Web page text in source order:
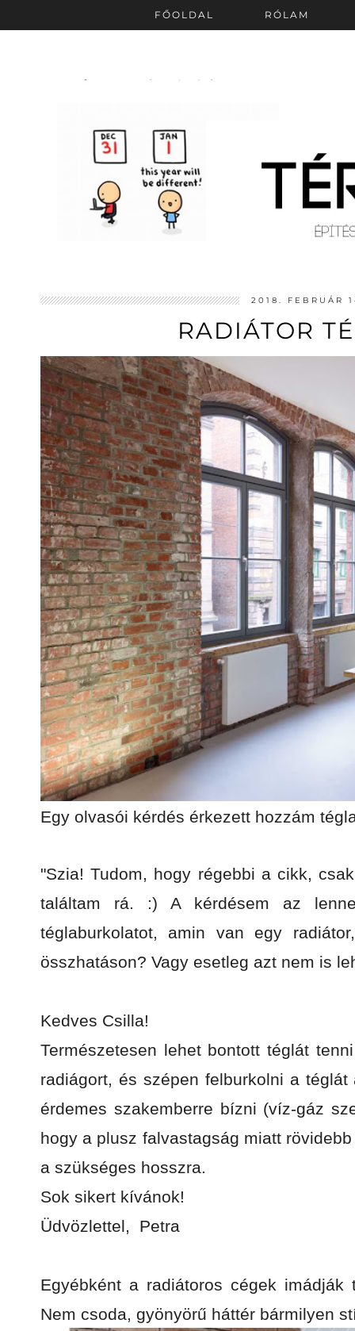
FŐOLDAL RÓLAM
2018. FEBRUÁR
RADIÁTOR
Egy olvasói kérdés érkezett hozzám
"Szia!Tudom, hogy régebbi a cikk,
találtam rá. :)A kérdésem az
téglaburkolatot, amin van egy
összhatáson? Vagy esetleg azt nem is
Kedves Csilla!
Természetesen lehet bontott téglát
radiágort, és szépen felburkolni a
érdemes szakemberre bízni (víz-gáz
hogy a plusz falvastagság miatt
a szükséges hosszra.
Sok sikert kívánok!
Üdvözlettel, Petra
Egyébként a radiátoros cégek imádják
Nem csoda, gyönyörű háttér bármilyen